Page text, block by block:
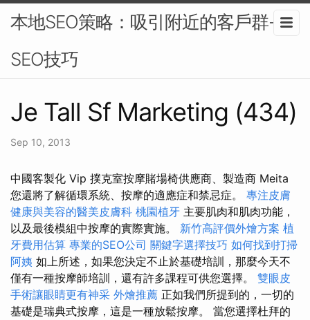
本地SEO策略：吸引附近的客戶群-
SEO技巧
Je Tall Sf Marketing (434)
Sep 10, 2013
中國客製化 Vip 撲克室按摩賭場椅供應商、製造商 Meita
您還將了解循環系統、按摩的適應症和禁忌症。 專注皮膚
健康與美容的醫美皮膚科 桃園植牙 主要肌肉和肌肉功能，
以及最後模組中按摩的實際實施。 新竹高評價外燴方案 植
牙費用估算 專業的SEO公司 關鍵字選擇技巧 如何找到打掃
阿姨 如上所述，如果您決定不止於基礎培訓，那麼今天不
僅有一種按摩師培訓，還有許多課程可供您選擇。 雙眼皮
手術讓眼睛更有神采 外燴推薦 正如我們所提到的，一切的
基礎是瑞典式按摩，這是一種放鬆按摩。 當您選擇杜拜的